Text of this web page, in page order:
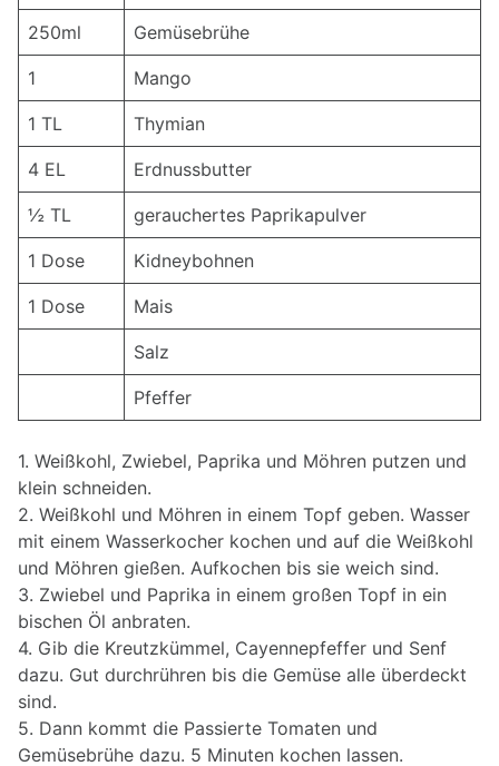
250ml Gemüsebrühe
1 Mango
1 TL Thymian
4 EL Erdnussbutter
½ TL gerauchertes Paprikapulver
1 Dose Kidneybohnen
1 Dose Mais
Salz
Pfeffer
1. Weißkohl, Zwiebel, Paprika und Möhren putzen und
klein schneiden.
2. Weißkohl und Möhren in einem Topf geben. Wasser
mit einem Wasserkocher kochen und auf die Weißkohl
und Möhren gießen. Aufkochen bis sie weich sind.
3. Zwiebel und Paprika in einem großen Topf in ein
bischen Öl anbraten.
4. Gib die Kreutzkümmel, Cayennepfeffer und Senf
dazu. Gut durchrühren bis die Gemüse alle überdeckt
sind.
5. Dann kommt die Passierte Tomaten und
Gemüsebrühe dazu. 5 Minuten kochen lassen.